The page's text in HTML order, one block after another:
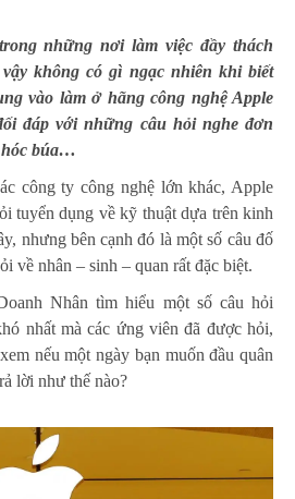
những nơi làm việc đầy thách
không có gì ngạc nhiên khi biết
vào làm ở hãng công nghệ Apple
đáp với những câu hỏi nghe đơn
búa…
công ty công nghệ lớn khác, Apple
tuyển dụng về kỹ thuật dựa trên kinh
nhưng bên cạnh đó là một số câu đố
về nhân – sinh – quan rất đặc biệt.
Nhân tìm hiểu một số câu hỏi
nhất mà các ứng viên đã được hỏi,
nếu một ngày bạn muốn đầu quân
lời như thế nào?